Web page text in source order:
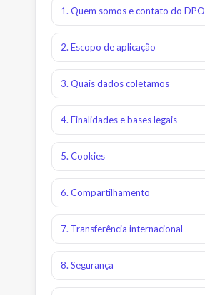
1. Quem somos e contato do DPO
2. Escopo de aplicação
3. Quais dados coletamos
4. Finalidades e bases legais
5. Cookies
6. Compartilhamento
7. Transferência internacional
8. Segurança